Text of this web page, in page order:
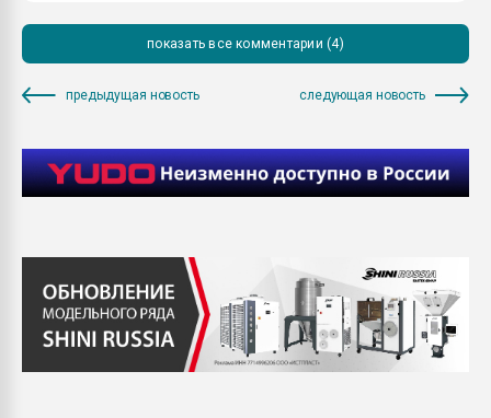
показать все комментарии (4)
предыдущая новость следующая новость